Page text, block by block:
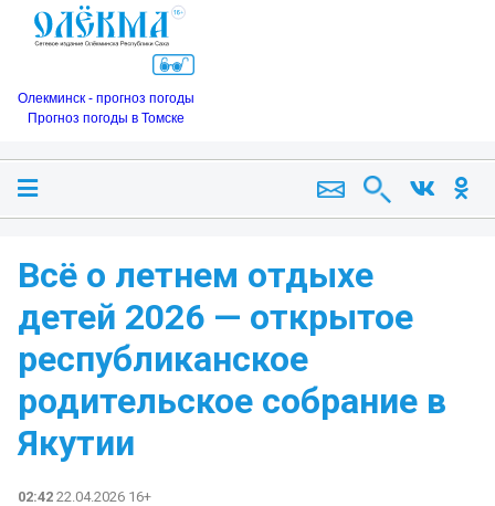
Олекминск - прогноз погоды
Прогноз погоды в Томске
Всё о летнем отдыхе
детей 2026 — открытое
республиканское
родительское собрание в
Якутии
02:42 22.04.2026 16+